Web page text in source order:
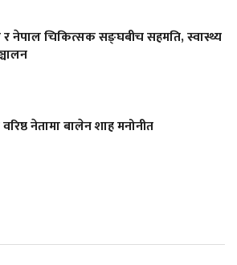
नेपाल चिकित्सक सङ्घबीच सहमति, स्वास्थ्य
वरिष्ठ नेतामा बालेन शाह मनोनीत